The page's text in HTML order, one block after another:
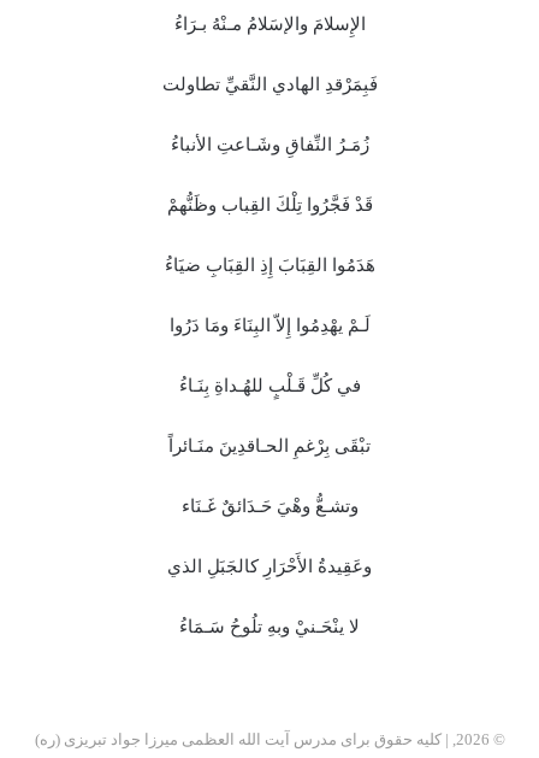
الإِسلامَ والإسَلامُ مـنْهُ بـرَاءُ
فَبِمَرْقدِ الهادي النَّقيِّ تطاولت
زُمَـرُ النِّفاقِ وشَـاعتِ الأنباءُ
قَدْ فَجَّرُوا تِلْكَ القِباب وظَنُّهمْ
هَدَمُوا القِبَابَ إِذِ القِبَابِ ضيَاءُ
لَـمْ يهْدِمُوا إِلاّ البِنَاءَ ومَا دَرُوا
في كُلِّ قَـلْبٍ للهُـداةِ بِنَـاءُ
تبْقَى بِرْغمِ الحـاقدِينَ منَـائراً
وتشـعُّ وهْيَ حَـدَائقٌ غَـنَاء
وعَقِيدةُ الأَحْرَارِ كالجَبَلِ الذي
لا ينْحَـنيْ وبهِ تلُوحُ سَـمَاءُ
© 2026, | کلیه حقوق برای مدرس آیت الله العظمی میرزا جواد تبریزی (ره)